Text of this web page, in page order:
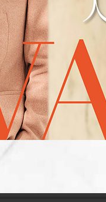
康步
KYBUN瑞士科技
的痠痛，支撐背
每一步伐如踏在雲
Tel : 07-2154738
芬恩
Finn Comfort自